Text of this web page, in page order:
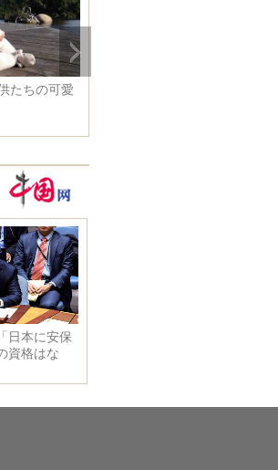
屠呦呦女史、マラリアとの戦い